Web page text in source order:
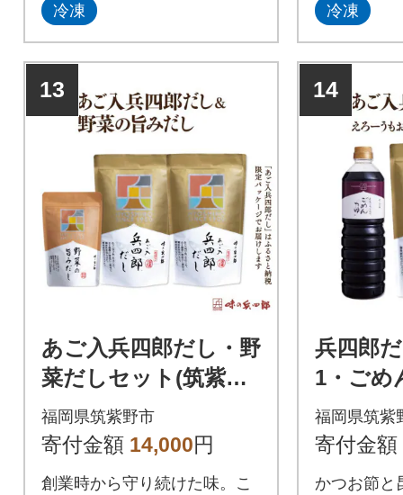
冷凍 冷凍
13
あご入兵四郎だし・野
菜だしセット(筑紫野
市)
福岡県筑紫野市
寄付金額 14,000円
創業時から守り続けた味。こ
14
兵四郎
1・ごめ
ット(筑
福岡県筑紫
寄付金額
かつお節と